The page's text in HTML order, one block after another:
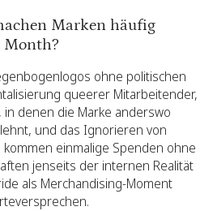
Marken häufig
Month?
ohne politischen
queerer Mitarbeitender,
in denen die Marke anderswo
und das Ignorieren von
einmalige Spenden ohne
jenseits der internen Realität
als Merchandising-Moment